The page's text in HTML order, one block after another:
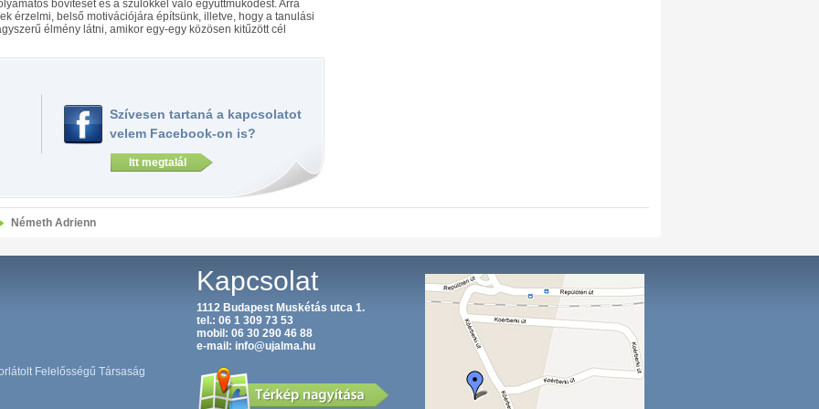
bővítését és a szülőkkel való együttműködést. Arra
érzelmi, belső motivációjára építsünk, illetve, hogy a tanulási
élmény látni, amikor egy-egy közösen kitűzött cél
Szívesen tartaná a kapcsolatot
velem Facebook-on is?
Itt megtalál
Németh Adrienn
Felelősségű Társaság
Kapcsolat
1112 Budapest Muskétás utca 1.
tel.: 06 1 309 73 53
mobil: 06 30 290 46 88
e-mail: info@ujalma.hu